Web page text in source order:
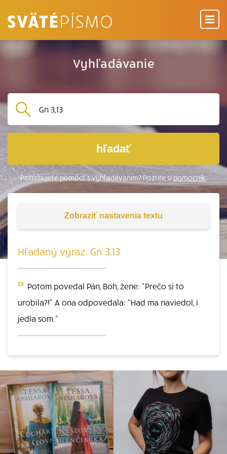
Vyhľadávanie
hľadať
Potrebujete pomôcť s vyhľadávaním? Pozrite sipomocník.
Zobraziť nastavenia textu
Hľadaný výraz: Gn 3,13
13 Potom povedal Pán, Boh, žene: "Prečo si to
urobila?!" A ona odpovedala: "Had ma naviedol, i
jedla som."